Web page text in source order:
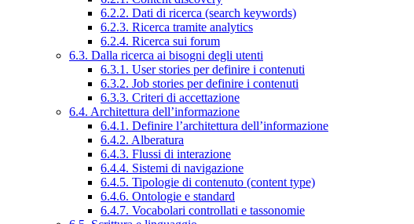
6.2.2. Dati di ricerca (search keywords)
6.2.3. Ricerca tramite analytics
6.2.4. Ricerca sui forum
6.3. Dalla ricerca ai bisogni degli utenti
6.3.1. User stories per definire i contenuti
6.3.2. Job stories per definire i contenuti
6.3.3. Criteri di accettazione
6.4. Architettura dell’informazione
6.4.1. Definire l’architettura dell’informazione
6.4.2. Alberatura
6.4.3. Flussi di interazione
6.4.4. Sistemi di navigazione
6.4.5. Tipologie di contenuto (content type)
6.4.6. Ontologie e standard
6.4.7. Vocabolari controllati e tassonomie